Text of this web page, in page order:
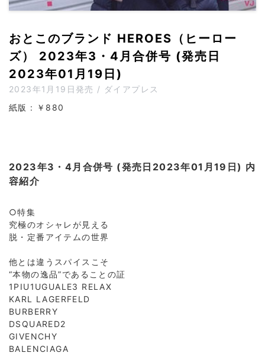
おとこのブランド HEROES（ヒーロー
ズ） 2023年3・4月合併号 (発売日
2023年01月19日)
2023年1月19日発売 / ダイアプレス
紙版 : ￥880
2023年3・4月合併号 (発売日2023年01月19日) 内
容紹介
○特集
究極のオシャレが見える
脱・定番アイテムの世界
他とは違うスパイスこそ
“本物の逸品”であることの証
1PIU1UGUALE3 RELAX
KARL LAGERFELD
BURBERRY
DSQUARED2
GIVENCHY
BALENCIAGA